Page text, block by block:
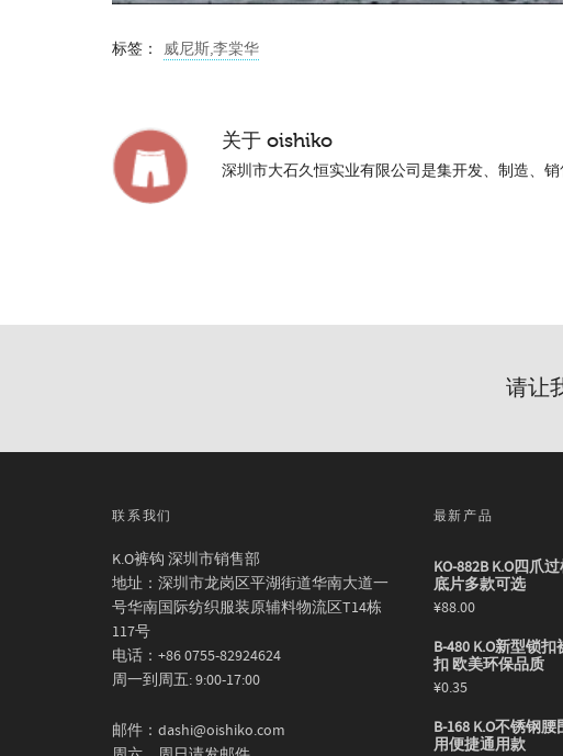
标签： 威尼斯,李棠华
关于 oishiko
深圳市大石久恒实业有限公司是集开发、制造、
请让
联系我们
K.O裤钩 深圳市销售部
地址：深圳市龙岗区平湖街道华南大道一
号华南国际纺织服装原辅料物流区T14栋
117号
电话：+86 0755-82924624
周一到周五: 9:00-17:00
邮件：dashi@oishiko.com
最新产品
KO-882B K.O四爪
底片多款可选
¥88.00
B-480 K.O新型锁
扣 欧美环保品质
¥0.35
B-168 K.O不锈钢
用便捷通用款